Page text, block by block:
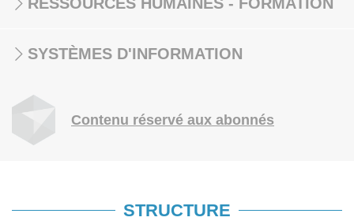
SYSTÈMES D'INFORMATION
Contenu réservé aux abonnés
STRUCTURE